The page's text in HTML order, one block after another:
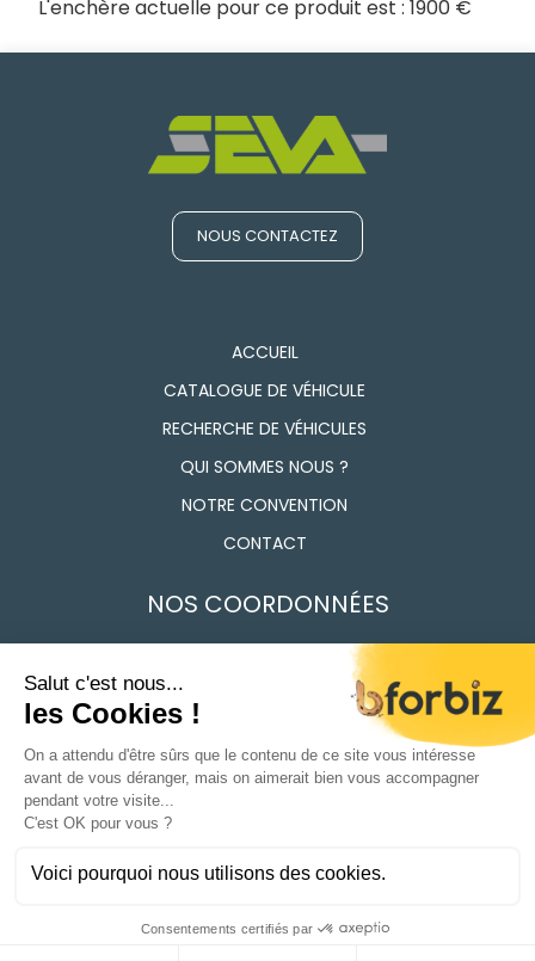
L'enchère actuelle pour ce produit est :1900 €
NOUS CONTACTEZ
ACCUEIL
CATALOGUE DE VÉHICULE
RECHERCHE DE VÉHICULES
QUI SOMMES NOUS ?
NOTRE CONVENTION
CONTACT
NOS COORDONNÉES
7 Route des Frères Lumière, 91160 Longjumeau
Du Lundi au vendredi 9h - 12h / 14h - 18h
CONDITIONS GÉNÉRALES DE VENTE
POLITIQUE DE CONFIDENTIALITÉ
Ⓒ 2024 | TOUS DROITS RÉSERVÉSAGENCE WEB
01 69 74 17 50